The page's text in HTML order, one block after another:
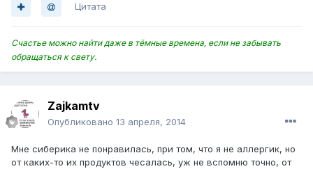
Цитата
Счастье можно найти даже в тёмные времена, если не забывать
обращаться к свету.
Zajkamtv
Опубликовано 13 апреля, 2014
Мне сиберика не понравилась, при том, что я не аллергик, но
от каких-то их продуктов чесалась, уж не вспомню точно, от